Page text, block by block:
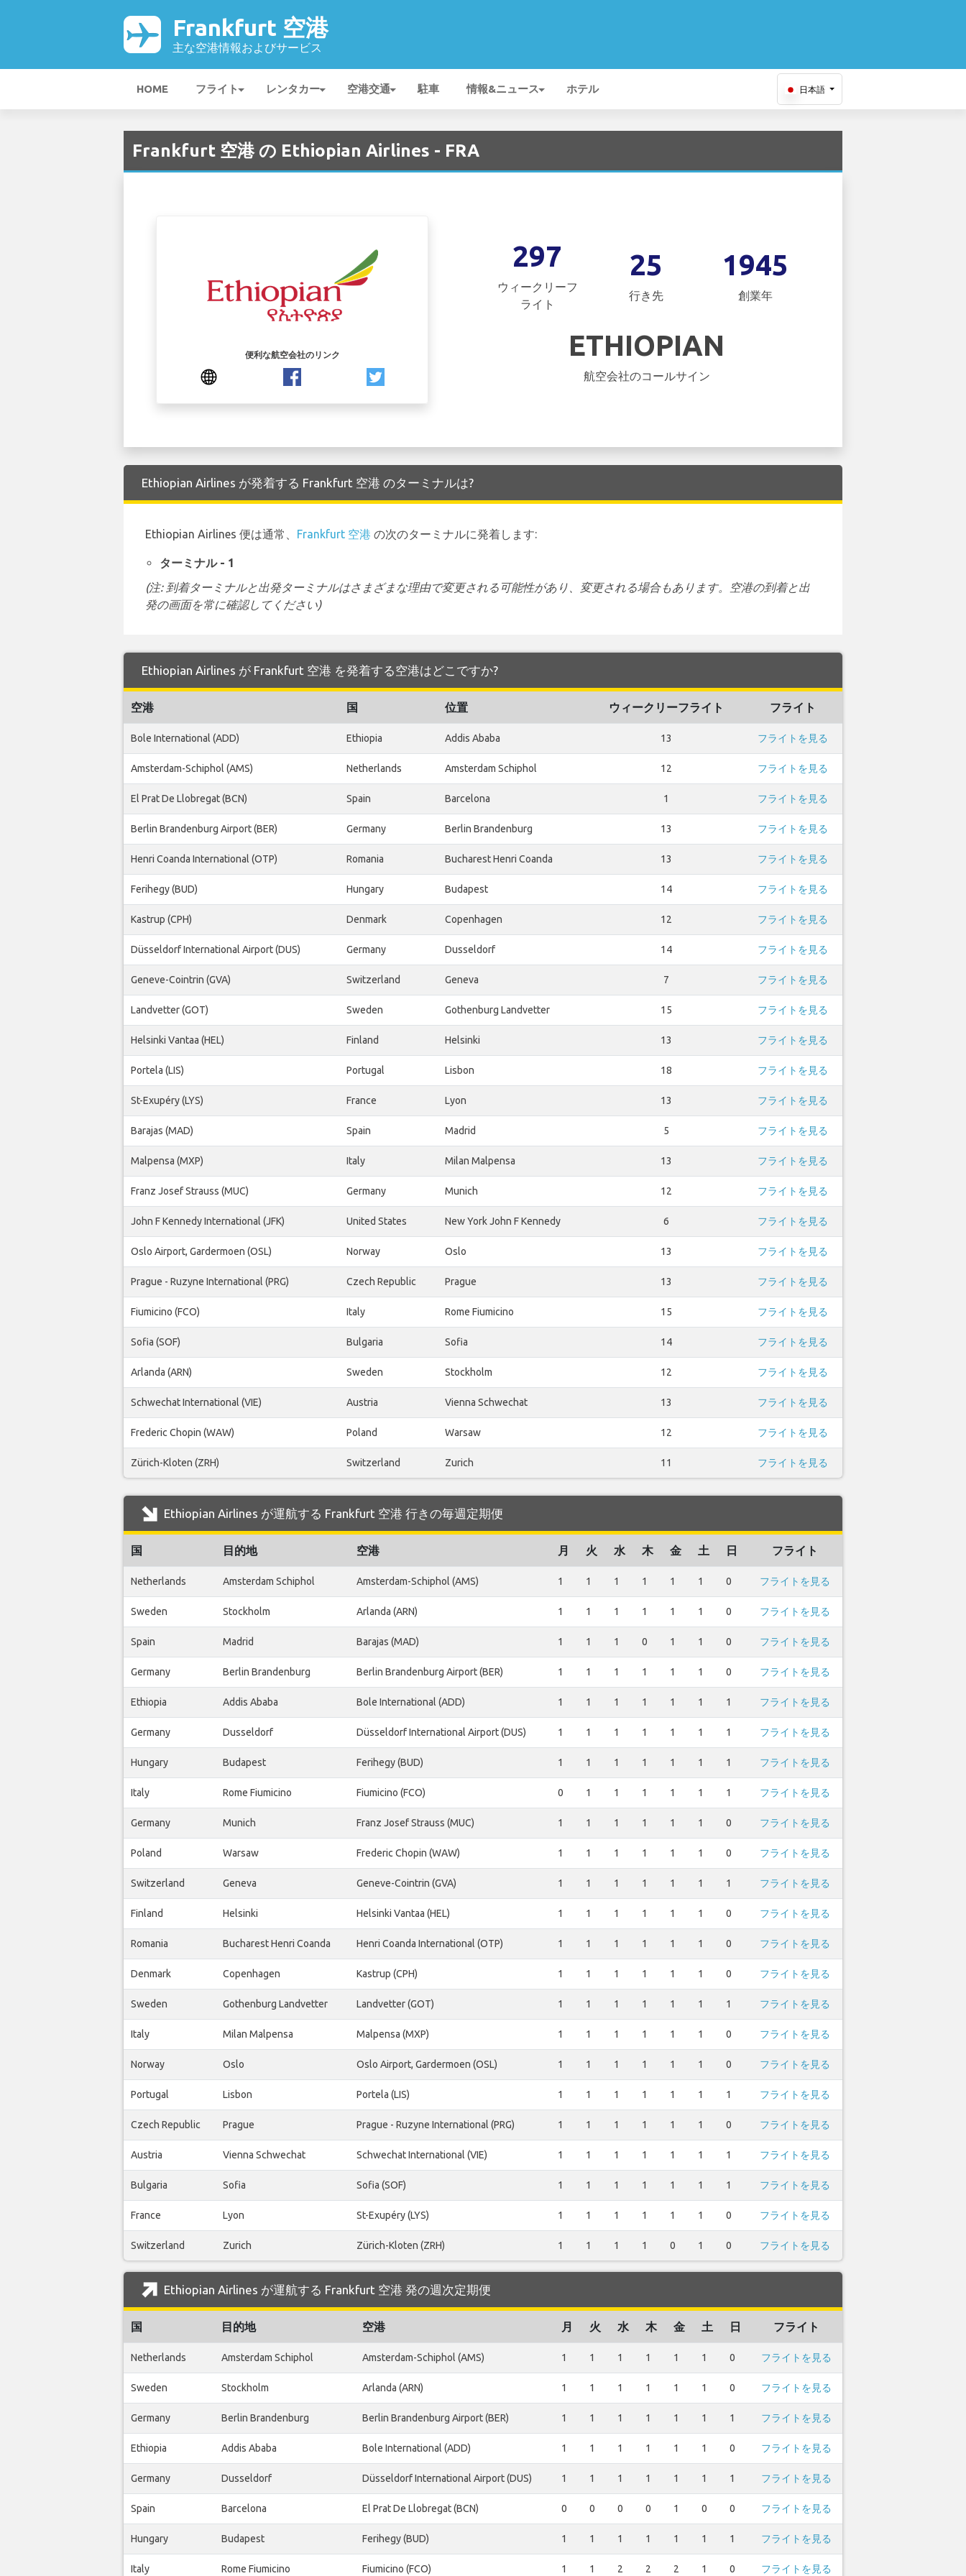
Frankfurt 空港
主な空港情報およびサービス
HOME フライト レンタカー 空港交通 駐車 情報&ニュース ホテル 日本語
Frankfurt 空港 の Ethiopian Airlines - FRA
便利な航空会社のリンク
297
ウィークリーフ
ライト
25
行き先
1945
創業年
ETHIOPIAN
航空会社のコールサイン
Ethiopian Airlines が発着する Frankfurt 空港 のターミナルは?
Ethiopian Airlines 便は通常、 Frankfurt 空港 の次のターミナルに発着します:
ターミナル - 1
(注: 到着ターミナルと出発ターミナルはさまざまな理由で変更される可能性があり、変更される場合もあります。空港の到着と出
発の画面を常に確認してください)
Ethiopian Airlines が Frankfurt 空港 を発着する空港はどこですか?
空港 国 位置 ウィークリーフライト フライト
Bole International (ADD) Ethiopia Addis Ababa 13 フライトを見る
Amsterdam-Schiphol (AMS) Netherlands Amsterdam Schiphol 12 フライトを見る
El Prat De Llobregat (BCN) Spain Barcelona 1 フライトを見る
Berlin Brandenburg Airport (BER) Germany Berlin Brandenburg 13 フライトを見る
Henri Coanda International (OTP) Romania Bucharest Henri Coanda 13 フライトを見る
Ferihegy (BUD) Hungary Budapest 14 フライトを見る
Kastrup (CPH) Denmark Copenhagen 12 フライトを見る
Düsseldorf International Airport (DUS) Germany Dusseldorf 14 フライトを見る
Geneve-Cointrin (GVA) Switzerland Geneva 7 フライトを見る
Landvetter (GOT) Sweden Gothenburg Landvetter 15 フライトを見る
Helsinki Vantaa (HEL) Finland Helsinki 13 フライトを見る
Portela (LIS) Portugal Lisbon 18 フライトを見る
St-Exupéry (LYS) France Lyon 13 フライトを見る
Barajas (MAD) Spain Madrid 5 フライトを見る
Malpensa (MXP) Italy Milan Malpensa 13 フライトを見る
Franz Josef Strauss (MUC) Germany Munich 12 フライトを見る
John F Kennedy International (JFK) United States New York John F Kennedy 6 フライトを見る
Oslo Airport, Gardermoen (OSL) Norway Oslo 13 フライトを見る
Prague - Ruzyne International (PRG) Czech Republic Prague 13 フライトを見る
Fiumicino (FCO) Italy Rome Fiumicino 15 フライトを見る
Sofia (SOF) Bulgaria Sofia 14 フライトを見る
Arlanda (ARN) Sweden Stockholm 12 フライトを見る
Schwechat International (VIE) Austria Vienna Schwechat 13 フライトを見る
Frederic Chopin (WAW) Poland Warsaw 12 フライトを見る
Zürich-Kloten (ZRH) Switzerland Zurich 11 フライトを見る
Ethiopian Airlines が運航する Frankfurt 空港 行きの毎週定期便
国 目的地 空港 月 火 水 木 金 土 日 フライト
Netherlands Amsterdam Schiphol Amsterdam-Schiphol (AMS) 1 1 1 1 1 1 0 フライトを見る
Sweden Stockholm Arlanda (ARN) 1 1 1 1 1 1 0 フライトを見る
Spain Madrid Barajas (MAD) 1 1 1 0 1 1 0 フライトを見る
Germany Berlin Brandenburg Berlin Brandenburg Airport (BER) 1 1 1 1 1 1 0 フライトを見る
Ethiopia Addis Ababa Bole International (ADD) 1 1 1 1 1 1 1 フライトを見る
Germany Dusseldorf Düsseldorf International Airport (DUS) 1 1 1 1 1 1 1 フライトを見る
Hungary Budapest Ferihegy (BUD) 1 1 1 1 1 1 1 フライトを見る
Italy Rome Fiumicino Fiumicino (FCO) 0 1 1 1 1 1 1 フライトを見る
Germany Munich Franz Josef Strauss (MUC) 1 1 1 1 1 1 0 フライトを見る
Poland Warsaw Frederic Chopin (WAW) 1 1 1 1 1 1 0 フライトを見る
Switzerland Geneva Geneve-Cointrin (GVA) 1 1 1 1 1 1 1 フライトを見る
Finland Helsinki Helsinki Vantaa (HEL) 1 1 1 1 1 1 0 フライトを見る
Romania Bucharest Henri Coanda Henri Coanda International (OTP) 1 1 1 1 1 1 0 フライトを見る
Denmark Copenhagen Kastrup (CPH) 1 1 1 1 1 1 0 フライトを見る
Sweden Gothenburg Landvetter Landvetter (GOT) 1 1 1 1 1 1 1 フライトを見る
Italy Milan Malpensa Malpensa (MXP) 1 1 1 1 1 1 0 フライトを見る
Norway Oslo Oslo Airport, Gardermoen (OSL) 1 1 1 1 1 1 0 フライトを見る
Portugal Lisbon Portela (LIS) 1 1 1 1 1 1 1 フライトを見る
Czech Republic Prague Prague - Ruzyne International (PRG) 1 1 1 1 1 1 0 フライトを見る
Austria Vienna Schwechat Schwechat International (VIE) 1 1 1 1 1 1 1 フライトを見る
Bulgaria Sofia Sofia (SOF) 1 1 1 1 1 1 1 フライトを見る
France Lyon St-Exupéry (LYS) 1 1 1 1 1 1 0 フライトを見る
Switzerland Zurich Zürich-Kloten (ZRH) 1 1 1 1 0 1 0 フライトを見る
Ethiopian Airlines が運航する Frankfurt 空港 発の週次定期便
国 目的地 空港 月 火 水 木 金 土 日 フライト
Netherlands Amsterdam Schiphol Amsterdam-Schiphol (AMS) 1 1 1 1 1 1 0 フライトを見る
Sweden Stockholm Arlanda (ARN) 1 1 1 1 1 1 0 フライトを見る
Germany Berlin Brandenburg Berlin Brandenburg Airport (BER) 1 1 1 1 1 1 1 フライトを見る
Ethiopia Addis Ababa Bole International (ADD) 1 1 1 1 1 1 0 フライトを見る
Germany Dusseldorf Düsseldorf International Airport (DUS) 1 1 1 1 1 1 1 フライトを見る
Spain Barcelona El Prat De Llobregat (BCN) 0 0 0 0 1 0 0 フライトを見る
Hungary Budapest Ferihegy (BUD) 1 1 1 1 1 1 1 フライトを見る
Italy Rome Fiumicino Fiumicino (FCO) 1 1 2 2 2 1 0 フライトを見る